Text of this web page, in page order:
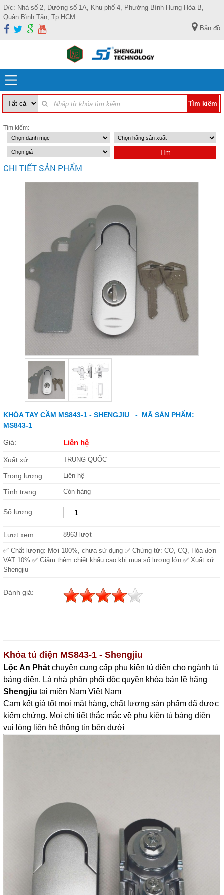
Đ/c: Nhà số 2, Đường số 1A, Khu phố 4, Phường Bình Hưng Hòa B,
Quận Bình Tân, Tp.HCM
Bản đồ
Tìm kiếm:
CHI TIẾT SẢN PHẨM
KHÓA TAY CẦM MS843-1 - SHENGJIU - MÃ SẢN PHẨM:
MS843-1
Giá: Liên hệ
Xuất xứ: TRUNG QUỐC
Trọng lượng: Liên hệ
Tình trạng: Còn hàng
Số lượng:
Lượt xem: 8963 lượt
✅ Chất lượng: Mới 100%, chưa sử dụng ✅ Chứng từ: CO, CQ, Hóa đơn
VAT 10% ✅ Giảm thêm chiết khấu cao khi mua số lượng lớn ✅ Xuất xứ:
Shengjiu
Đánh giá:
Khóa tủ điện MS843-1 - Shengjiu
Lộc An Phátchuyên cung cấp phụ kiện tủ điện cho ngành tủ
Shengjiu tại miền Nam Việt Nam
Cam kết giá tốt mọi mặt hàng, chất lượng sản phẩm đã được
kiểm chứng. Mọi chi tiết thắc mắc về phụ kiện tủ bảng điện
vui lòng liên hệ thông tin bên dưới